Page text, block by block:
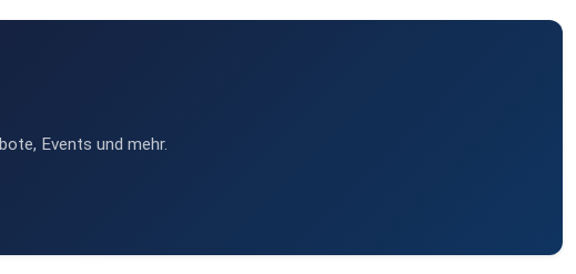
Events und mehr.